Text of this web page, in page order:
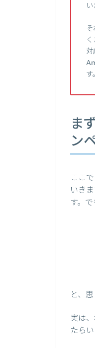
い
す。
ま
ン
ここ
いき
す。で
と、
実は
たら